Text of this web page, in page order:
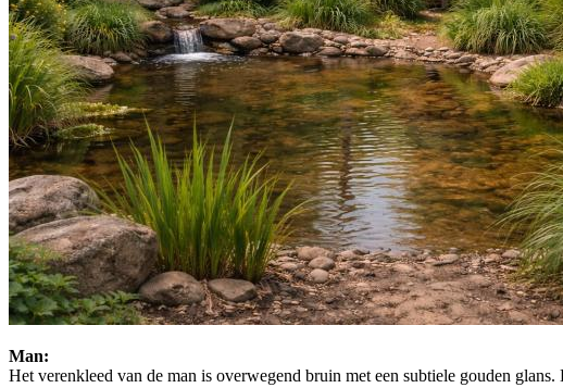
Man:
Het verenkleed van de man is overwegend bruin met een subtiele gouden